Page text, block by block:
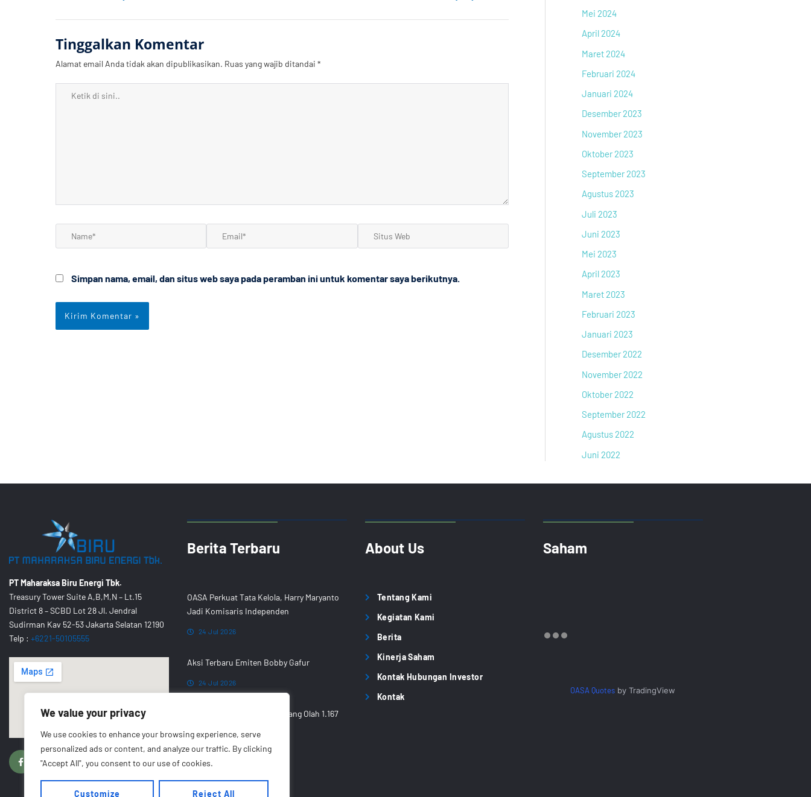
We value your privacy
We use cookies to enhance your browsing experience, serve
personalized ads or content, and analyze our traffic. By clicking
"Accept All", you consent to our use of cookies.
Customize Reject All
Tinggalkan Komentar
Alamat email Anda tidak akan dipublikasikan. Ruas yang wajib ditandai *
Ketik
Name* Email* Situs
Simpan nama, email, dan situs web saya pada peramban ini untuk komentar saya berikutnya.
Mei 2024
April 2024
Maret 2024
Februari 2024
Januari 2024
Desember 2023
November 2023
Oktober 2023
September 2023
Agustus 2023
Juli 2023
Juni 2023
Mei 2023
April 2023
Maret 2023
Februari 2023
Januari 2023
Desember 2022
November 2022
Oktober 2022
September 2022
Agustus 2022
Juni 2022
PT Maharaksa Biru Energi Tbk.
Treasury Tower Suite A,B,M,N – Lt.15
District 8 – SCBD Lot 28 Jl. Jendral
Sudirman Kav 52-53 Jakarta Selatan 12190
Telp : +6221-50105555
F
a
G
o
g
T
w
t
I
n
t
Berita Terbaru
OASA Perkuat Tata Kelola, Harry Maryanto
Jadi Komisaris Independen
24 Jul 2026
Aksi Terbaru Emiten Bobby Gafur
24 Jul 2026
PSEL Lampung Raya Dirancang Olah 1.167
24 Jul 2026
About Us
Tentang Kami
Kegiatan Kami
Berita
Kinerja Saham
Kontak Hubungan Investor
Kontak
Saham
OASA Quotes by TradingView